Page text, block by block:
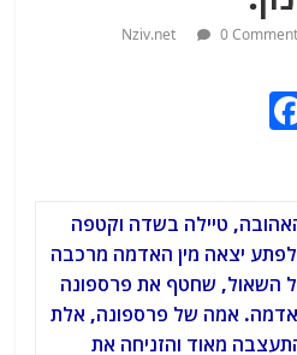
0
e
b
o
o
טיילה בשדה וקטפה
יצאה מין האדמה מרכבה
השאול, שחטף את פרספונה
אמה של פרספונה, אלת
מאוד והזניחה את